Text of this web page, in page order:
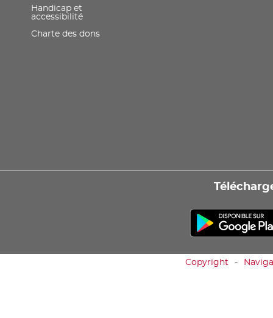
Handicap et
accessibilité
Charte des dons
Copyright